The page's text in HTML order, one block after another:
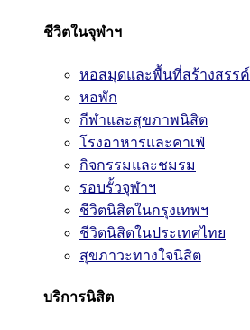
ชีวิตในจุฬาฯ
หอสมุดและพื้นที่สร้างสรรค์
หอพัก
กีฬาและสุขภาพนิสิต
โรงอาหารและคาเฟ่
กิจกรรมและชมรม
รอบรั้วจุฬาฯ
ชีวิตนิสิตในกรุงเทพฯ
ชีวิตนิสิตในประเทศไทย
สุขภาวะทางใจนิสิต
บริการนิสิต